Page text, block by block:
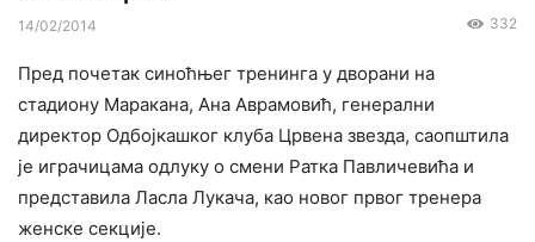
14/02/2014 332
Пред почетак синоћњег тренинга у дворани на
стадиону Маракана, Ана Аврамовић, генерални
директор Одбојкашког клуба Црвена звезда, саопштила
је играчицама одлуку о смени Ратка Павличевића и
представила Ласла Лукача, као новог првог тренера
женске секције.